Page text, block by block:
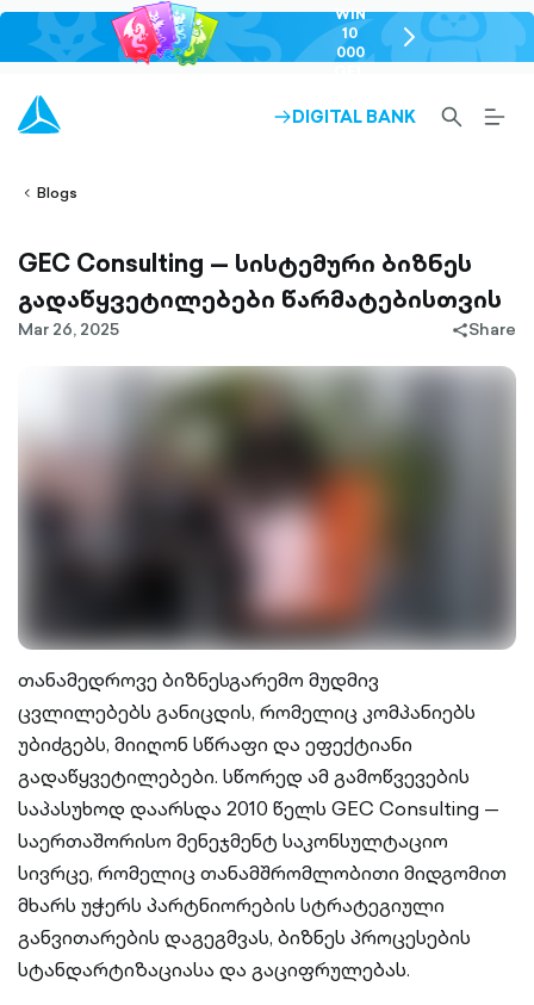
WIN
10
000
chevron-
right-
ARROW-
DIGITAL BANK
SEARCH-
OUTLINED
Blogs
GEC Consulting — სისტემური ბიზნეს
გადაწყვეტილებები წარმატებისთვის
Mar 26, 2025
share-
Share
თანამედროვე ბიზნესგარემო მუდმივ
ცვლილებებს განიცდის, რომელიც კომპანიებს
უბიძგებს, მიიღონ სწრაფი და ეფექტიანი
გადაწყვეტილებები. სწორედ ამ გამოწვევების
საპასუხოდ დაარსდა 2010 წელს GEC Consulting —
საერთაშორისო მენეჯმენტ საკონსულტაციო
სივრცე, რომელიც თანამშრომლობითი მიდგომით
მხარს უჭერს პარტნიორების სტრატეგიული
განვითარების დაგეგმვას, ბიზნეს პროცესების
სტანდარტიზაციასა და გაციფრულებას.